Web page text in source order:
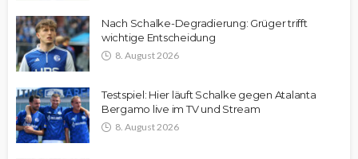
Nach Schalke-Degradierung: Grüger trifft
wichtige Entscheidung
8. August 2026
Testspiel: Hier läuft Schalke gegen Atalanta
Bergamo live im TV und Stream
8. August 2026